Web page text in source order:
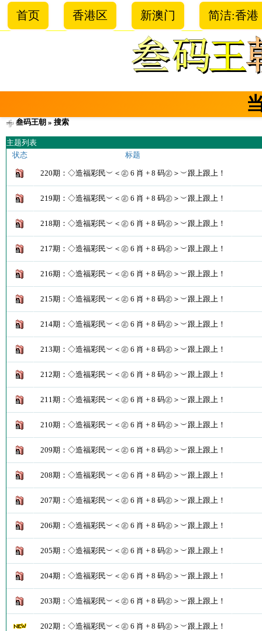
首页 香港区 新澳门 简洁:香港
叁码王朝 » 搜索
主题列表
状态
标题
220期：◇造福彩民︶＜㊣ 6 肖 + 8 码㊣＞︶跟上跟上！
219期：◇造福彩民︶＜㊣ 6 肖 + 8 码㊣＞︶跟上跟上！
218期：◇造福彩民︶＜㊣ 6 肖 + 8 码㊣＞︶跟上跟上！
217期：◇造福彩民︶＜㊣ 6 肖 + 8 码㊣＞︶跟上跟上！
216期：◇造福彩民︶＜㊣ 6 肖 + 8 码㊣＞︶跟上跟上！
215期：◇造福彩民︶＜㊣ 6 肖 + 8 码㊣＞︶跟上跟上！
214期：◇造福彩民︶＜㊣ 6 肖 + 8 码㊣＞︶跟上跟上！
213期：◇造福彩民︶＜㊣ 6 肖 + 8 码㊣＞︶跟上跟上！
212期：◇造福彩民︶＜㊣ 6 肖 + 8 码㊣＞︶跟上跟上！
211期：◇造福彩民︶＜㊣ 6 肖 + 8 码㊣＞︶跟上跟上！
210期：◇造福彩民︶＜㊣ 6 肖 + 8 码㊣＞︶跟上跟上！
209期：◇造福彩民︶＜㊣ 6 肖 + 8 码㊣＞︶跟上跟上！
208期：◇造福彩民︶＜㊣ 6 肖 + 8 码㊣＞︶跟上跟上！
207期：◇造福彩民︶＜㊣ 6 肖 + 8 码㊣＞︶跟上跟上！
206期：◇造福彩民︶＜㊣ 6 肖 + 8 码㊣＞︶跟上跟上！
205期：◇造福彩民︶＜㊣ 6 肖 + 8 码㊣＞︶跟上跟上！
204期：◇造福彩民︶＜㊣ 6 肖 + 8 码㊣＞︶跟上跟上！
203期：◇造福彩民︶＜㊣ 6 肖 + 8 码㊣＞︶跟上跟上！
202期：◇造福彩民︶＜㊣ 6 肖 + 8 码㊣＞︶跟上跟上！